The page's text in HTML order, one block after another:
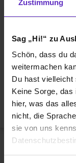
Zustimmung
Sag „Hi!“ zu
Schön, dass du
weitermachen
Du hast vielleicht
Keine Sorge,
hier, was das
nicht, die
sie von uns
Klassische
Weiterbildung